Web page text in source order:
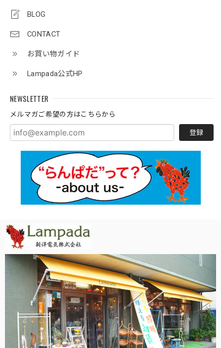
BLOG
CONTACT
お買い物ガイド
Lampada公式HP
NEWSLETTER
メルマガご希望の方はこちらから
登録